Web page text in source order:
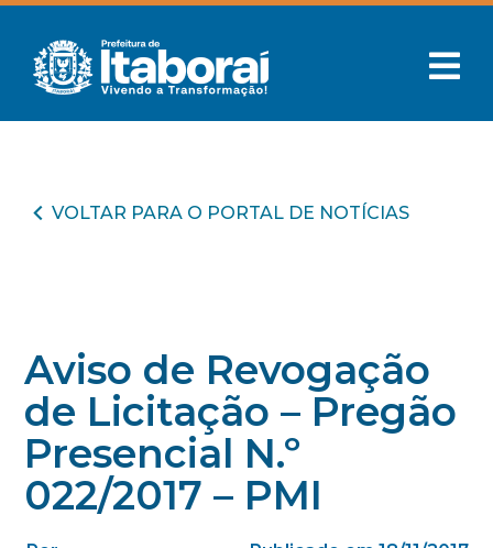
VOLTAR PARA O PORTAL DE NOTÍCIAS
Aviso de Revogação
de Licitação – Pregão
Presencial N.º
022/2017 – PMI